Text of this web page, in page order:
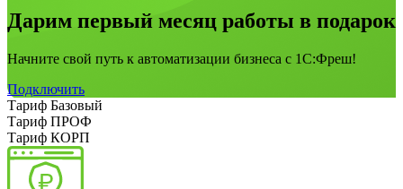
Дарим первый месяц работы в подарок
Начните свой путь к автоматизации бизнеса с 1С:Фреш!
Подключить
Тариф Базовый
Тариф ПРОФ
Тариф КОРП